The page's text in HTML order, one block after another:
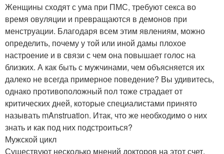
Женщины сходят с ума при ПМС, требуют секса во
время овуляции и превращаются в демонов при
менструации. Благодаря всем этим явлениям, можно
определить, почему у той или иной дамы плохое
настроение и в связи с чем она повышает голос на
близких. А как быть с мужчинами, чем объясняется их
далеко не всегда примерное поведение? Вы удивитесь,
однако противоположный пол тоже страдает от
критических дней, которые специалистами принято
называть mAnstruation. Итак, что же необходимо о них
знать и как под них подстроиться?
Мужской цикл
Существуют несколько мнений докторов на этот счет.